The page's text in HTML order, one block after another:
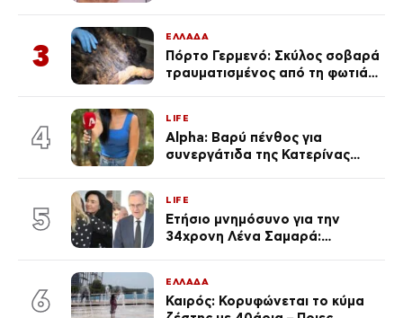
3
ΕΛΛΑΔΑ
Πόρτο Γερμενό: Σκύλος σοβαρά
τραυματισμένος από τη φωτιά
4
LIFE
Alpha: Βαρύ πένθος για
συνεργάτιδα της Κατερίνας
του Θεού»
5
LIFE
Ετήσιο μνημόσυνο για την
34χρονη Λένα Σαμαρά:
6
ΕΛΛΑΔΑ
Καιρός: Κορυφώνεται το κύμα